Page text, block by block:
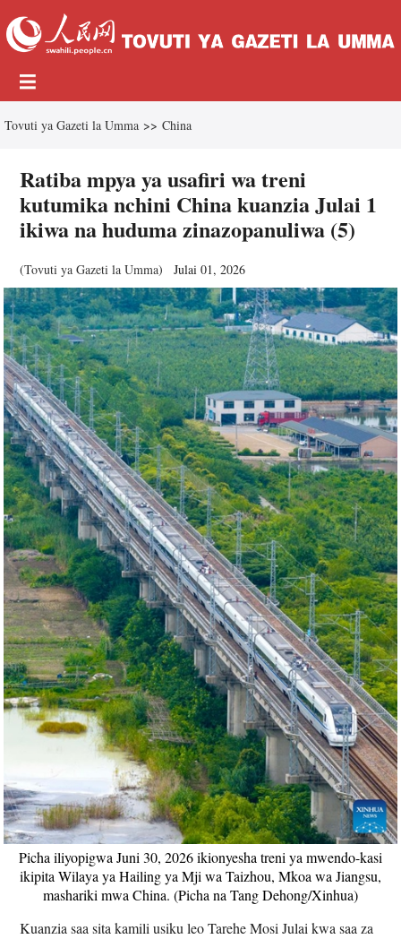
Tovuti ya Gazeti la Umma >> China
Ratiba mpya ya usafiri wa treni
kutumika nchini China kuanzia Julai 1
ikiwa na huduma zinazopanuliwa (5)
(Tovuti ya Gazeti la Umma) Julai 01, 2026
Picha iliyopigwa Juni 30, 2026 ikionyesha treni ya mwendo-kasi
ikipita Wilaya ya Hailing ya Mji wa Taizhou, Mkoa wa Jiangsu,
mashariki mwa China. (Picha na Tang Dehong/Xinhua)
Kuanzia saa sita kamili usiku leo Tarehe Mosi Julai kwa saa za